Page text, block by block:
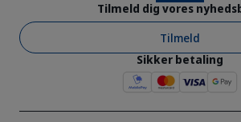
Tilmeld dig vores
Tilmeld
Sikker betaling